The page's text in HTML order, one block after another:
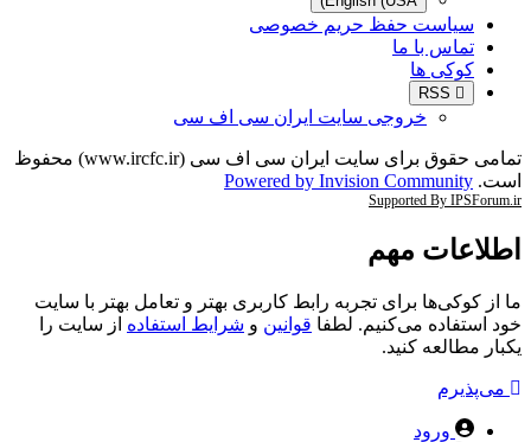
سیاست حفظ حریم خصوصی
تماس با ما
کوکی ها
خروجی سایت ایران سی اف سی
تمامی حقوق برای سایت ایران سی اف سی (www.ircfc.ir) محفوظ
است. Powered by Invision Community
Supported By IPSForum.ir
اطلاعات مهم
ما از کوکی‌ها برای تجربه رابط کاربری بهتر و تعامل بهتر با سایت
خود استفاده می‌کنیم. لطفا قوانین و شرایط استفاده از سایت را
یکبار مطالعه کنید.
می‌پذیرم
ورود